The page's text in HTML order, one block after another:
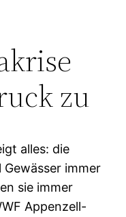
zu
alles: die
immer
sie immer
Appenzell-